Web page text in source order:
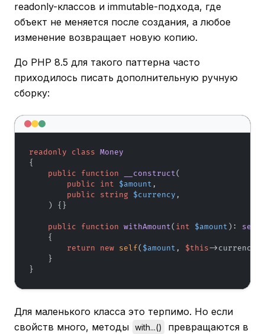
readonly-классов и immutable-подхода, где
объект не меняется после создания, а любое
изменение возвращает новую копию.
До PHP 8.5 для такого паттерна часто
приходилось писать дополнительную ручную
сборку:
readonly class Money
{
public
function __construct(
public
int $amount ,
public
string $currency ,
) {}
public function withAmount( int $amount ): self
{
return
new self( $amount , $this->currency);
    }
}
Для маленького класса это терпимо. Но если
свойств много, методы with...()
превращаются в